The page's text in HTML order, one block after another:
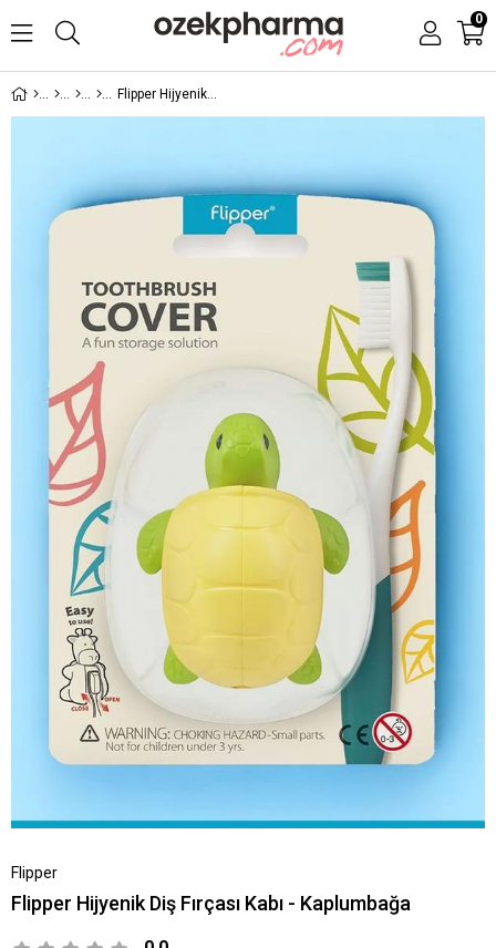
0
Flipper Hijyenik Diş Fırçası Kabı - Kaplumbağa
Flipper
Flipper Hijyenik Diş Fırçası Kabı - Kaplumbağa